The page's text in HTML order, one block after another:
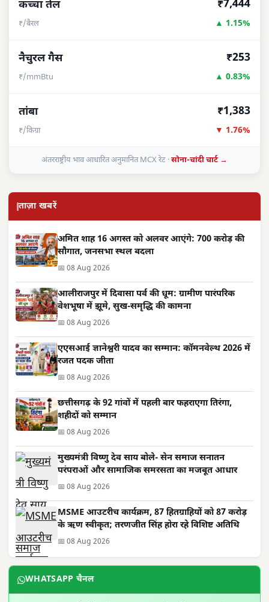
कच्चा तेल
₹/बैरल
₹7,444
▲ 1.15%
नैचुरल गैस
₹/mmBtu
₹253
▲ 0.83%
तांबा
₹/किग्रा
₹1,383
▼ 1.76%
अंतरराष्ट्रीय भाव आधारित अनुमानित MCX रेट ·सोना-चांदी चार्ट →
ताज़ा खबरें
अमित शाह 16 अगस्त को अलवर आएंगे: 700 करोड़ की
सौगात, जनसभा स्थल बदला
📅 08 Aug 2026
आलीराजपुर में दिवासा पर्व की धूम: ग्रामीण पारंपरिक
वेशभूषा में झूमे, सुख-समृद्धि की कामना
📅 08 Aug 2026
एएसआई ज्ञानेश्वरी यादव का सम्मान: कॉमनवेल्थ 2026 में
रजत पदक जीता
📅 08 Aug 2026
छत्तीसगढ़ के 92 गांवों में पहली बार फहराएगा तिरंगा,
शहीदों को सम्मान
📅 08 Aug 2026
मुख्यमंत्री विष्णु देव साय बोले- सेन समाज सनातन
परंपराओं और सामाजिक समरसता का मजबूत आधार
📅 08 Aug 2026
MSME आउटरीच कार्यक्रम, 87 हितग्राहियों को 87 करोड़
के ऋण स्वीकृत; तरणजीत सिंह होरा रहे विशिष्ट अतिथि
📅 08 Aug 2026
WHATSAPP चैनल